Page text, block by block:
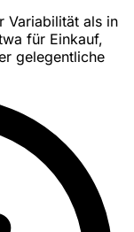
Variabilität als in
für Einkauf,
gelegentliche